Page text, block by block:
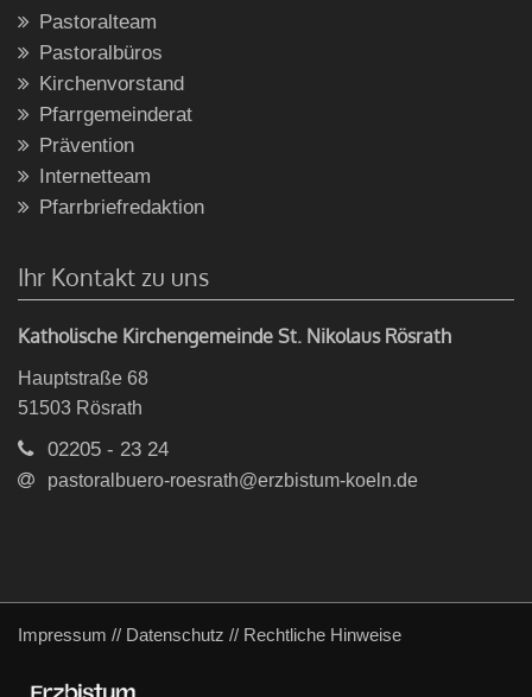
Pastoralteam
Pastoralbüros
Kirchenvorstand
Pfarrgemeinderat
Prävention
Internetteam
Pfarrbriefredaktion
Ihr Kontakt zu uns
Katholische Kirchengemeinde St. Nikolaus Rösrath
Hauptstraße 68
51503 Rösrath
02205 - 23 24
pastoralbuero-roesrath@erzbistum-koeln.de
Impressum // Datenschutz // Rechtliche Hinweise